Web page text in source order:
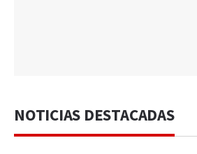
NOTICIAS DESTACADAS